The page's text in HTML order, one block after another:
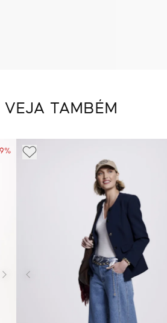
VEJA TAMBÉM